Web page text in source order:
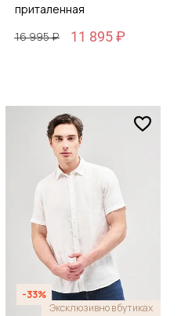
приталенная
16 995 ₽
11 895 ₽
-33%
Эксклюзивно в бутиках